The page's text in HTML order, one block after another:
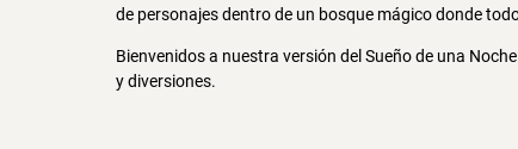
de personajes dentro de un bosque mágico donde
Bienvenidos a nuestra versión del Sueño de una
y diversiones.